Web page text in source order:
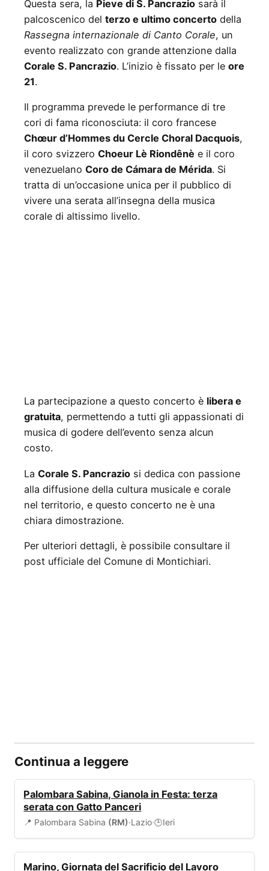
Questa sera, la Pieve di S. Pancrazio sarà il
palcoscenico del terzo e ultimo concerto della
Rassegna internazionale di Canto Corale, un
evento realizzato con grande attenzione dalla
Corale S. Pancrazio. L’inizio è fissato per le ore
21.
Il programma prevede le performance di tre
cori di fama riconosciuta: il coro francese
Chœur d’Hommes du Cercle Choral Dacquois,
il coro svizzero Choeur Lè Riondênè e il coro
venezuelano Coro de Cámara de Mérida. Si
tratta di un’occasione unica per il pubblico di
vivere una serata all’insegna della musica
corale di altissimo livello.
La partecipazione a questo concerto è libera e
gratuita, permettendo a tutti gli appassionati di
musica di godere dell’evento senza alcun
costo.
La Corale S. Pancrazio si dedica con passione
alla diffusione della cultura musicale e corale
nel territorio, e questo concerto ne è una
chiara dimostrazione.
Per ulteriori dettagli, è possibile consultare il
post ufficiale del Comune di Montichiari.
Continua a leggere
Palombara Sabina, Gianola in Festa: terza
serata con Gatto Panceri
📍 Palombara Sabina (RM)·Lazio·🕒Ieri
Marino, Giornata del Sacrificio del Lavoro